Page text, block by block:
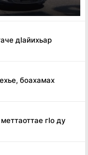
дӏайихьар
боахамах
гӏо ду